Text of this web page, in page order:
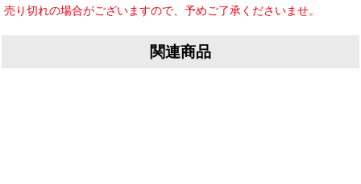
売り切れの場合がございますので、予めご了承くださいませ。
関連商品